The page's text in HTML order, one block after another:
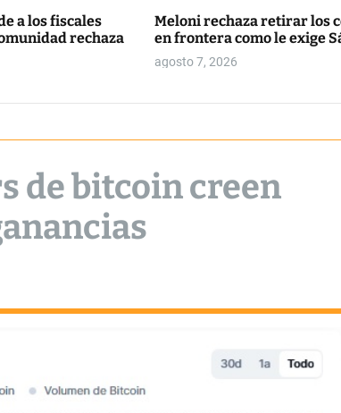
a los fiscales
rechaza
Meloni rechaza retirar los
en frontera como le exige
agosto 7, 2026
de bitcoin creen